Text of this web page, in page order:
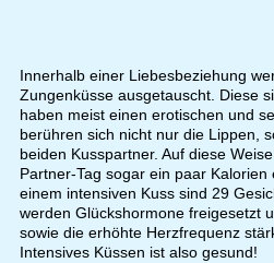
Innerhalb einer Liebesbeziehung
Zungenküsse ausgetauscht. Diese
haben meist einen erotischen und
berühren sich nicht nur die Lippen,
beiden Kusspartner. Auf diese
Partner-Tag sogar ein paar
einem intensiven Kuss sind 29
werden Glückshormone freigesetzt
sowie die erhöhte Herzfrequenz
Intensives Küssen ist also gesund!